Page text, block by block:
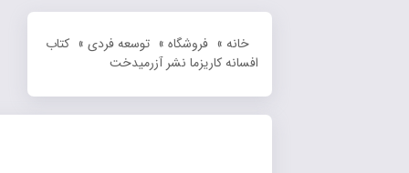
فروشگاه » توسعه فردی» کتاب
افسانه کاریزما نشر آزرمیدخت